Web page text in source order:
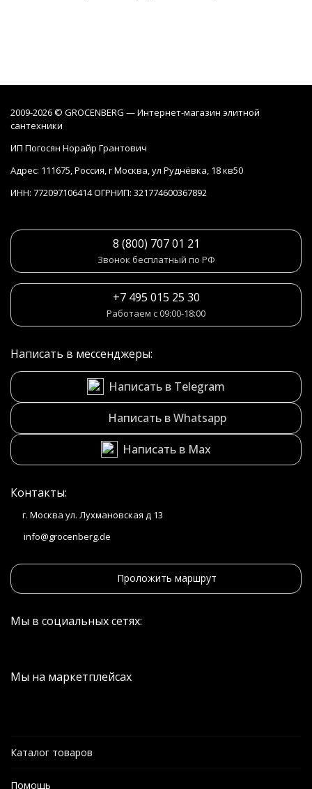
2009-2026 © GROCENBERG — Интернет-магазин элитной
сантехники
ИП Погосян Норайр Грантович
Адрес: 111675, Россия, г Москва, ул Руднёвка, 18 кв50
ИНН: 772097106414 ОГРНИП: 321774600367892
8 (800) 707 01 21
Звонок бесплатный по РФ
+7 495 015 25 30
Работаем с 09:00-18:00
Написать в мессенджеры:
Написать в Telegram
Написать в Whatsapp
Написать в Max
Контакты:
г. Москва ул. Лухмановская д 13
info@grocenberg.de
Проложить маршрут
Мы в социальных сетях:
Мы на маркетплейсах
Каталог товаров
Помощь